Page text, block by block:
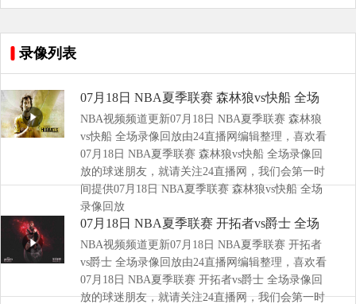
录像列表
07月18日 NBA夏季联赛 森林狼vs快船 全场
录像回放
NBA视频频道更新07月18日 NBA夏季联赛 森林狼
vs快船 全场录像回放由24直播网编辑整理，喜欢看
07月18日 NBA夏季联赛 森林狼vs快船 全场录像回
放的球迷朋友，就请关注24直播网，我们会第一时
间提供07月18日 NBA夏季联赛 森林狼vs快船 全场
录像回放
07月18日 NBA夏季联赛 开拓者vs爵士 全场
录像回放
NBA视频频道更新07月18日 NBA夏季联赛 开拓者
vs爵士 全场录像回放由24直播网编辑整理，喜欢看
07月18日 NBA夏季联赛 开拓者vs爵士 全场录像回
放的球迷朋友，就请关注24直播网，我们会第一时